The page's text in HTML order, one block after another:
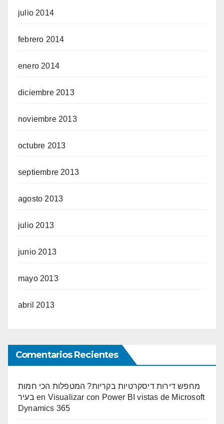
julio 2014
febrero 2014
enero 2014
diciembre 2013
noviembre 2013
octubre 2013
septiembre 2013
agosto 2013
julio 2013
junio 2013
mayo 2013
abril 2013
Comentarios Recientes
מחפש דירות דיסקרטיות בקריות? המטפלות הכי חמות
בעיר en Visualizar con Power BI vistas de Microsoft
Dynamics 365